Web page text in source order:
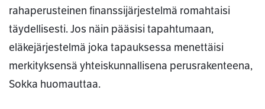
rahaperusteinen finanssijärjestelmä romahtaisi
täydellisesti. Jos näin pääsisi tapahtumaan,
eläkejärjestelmä joka tapauksessa menettäisi
merkityksensä yhteiskunnallisena perusrakenteena,
Sokka huomauttaa.